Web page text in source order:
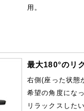
用。
最大180°のリ
右側(座った状態
希望の角度にな
リラックスした